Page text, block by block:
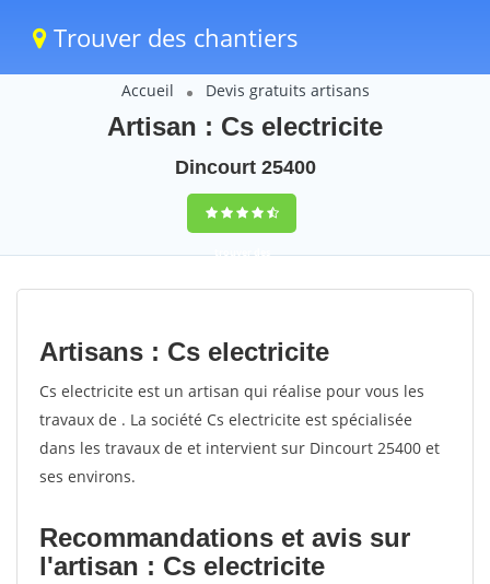
Trouver des chantiers
Accueil Devis gratuits artisans
Artisan : Cs electricite
Dincourt 25400
trouver des
chantiers
4,8 (100%) 255
Artisans : Cs electricite
Cs electricite est un artisan qui réalise pour vous les
travaux de . La société Cs electricite est spécialisée
dans les travaux de et intervient sur Dincourt 25400 et
ses environs.
Recommandations et avis sur
l'artisan : Cs electricite